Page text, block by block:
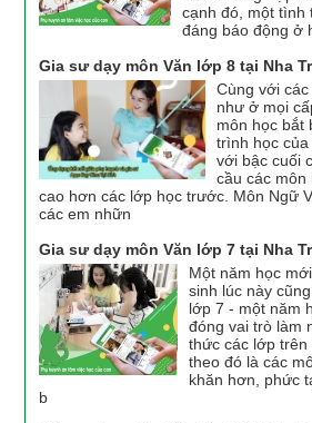
cạnh đó, một tình
đáng báo động ở
Gia sư dạy môn Văn lớp 8 tại Nha
Cùng với
như ở mọi
môn học bắt
trình học
với bậc cuối
cầu các môn
cao hơn các lớp học trước. Môn Ngữ
các em nhữn
Gia sư dạy môn Văn lớp 7 tại Nha
Một năm học
sinh lúc này
lớp 7 - một năm
đóng vai trò làm
thức các lớp
theo đó là các
khăn hơn, phức
b